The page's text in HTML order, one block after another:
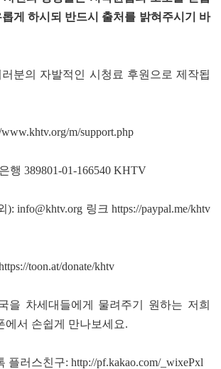
게 하시되 반드시 출처를 밝혀주시기 바
분의 자발적인 시청료 후원으로 제작됩
m/support.php
행 389801-01-166540 KHTV
info@khtv.org 링크 https://paypal.me/khtv
toon.at/donate/khtv
을 차세대들에게 물려주기 원하는 저희
서 손쉽게 만나보세요.
플러스친구: http://pf.kakao.com/_wixePxl